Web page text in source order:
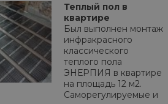
Теплый пол в
квартире
Был выполнен монтаж
инфракрасного
классического
теплого пола
ЭНЕРПИЯ в квартире
на площадь 12 м2.
Саморегулируемые и